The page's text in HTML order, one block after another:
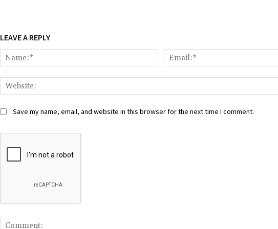
LEAVE A REPLY
Name:*
Save my name, email, and website in this browser for the next time I comment.